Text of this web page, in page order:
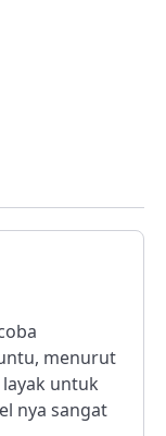
menurut
untuk
nya sangat